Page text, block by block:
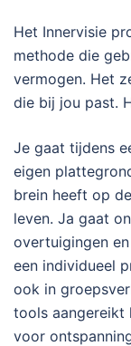
Het Innervisie
methode die
vermogen. Het
die bij jou past.
Je gaat tijdens
eigen
brein heeft op
leven. Ja gaat
overtuigingen
een individueel
ook in
tools aangereikt
voor